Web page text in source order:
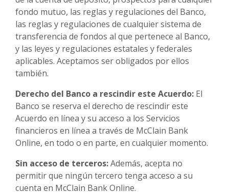
fondo mutuo, las reglas y regulaciones del Banco,
las reglas y regulaciones de cualquier sistema de
transferencia de fondos al que pertenece al Banco,
y las leyes y regulaciones estatales y federales
aplicables. Aceptamos ser obligados por ellos
también.
Derecho del Banco a rescindir este Acuerdo: El
Banco se reserva el derecho de rescindir este
Acuerdo en línea y su acceso a los Servicios
financieros en línea a través de McClain Bank
Online, en todo o en parte, en cualquier momento.
Sin acceso de terceros:Además, acepta no
permitir que ningún tercero tenga acceso a su
cuenta en McClain Bank Online.